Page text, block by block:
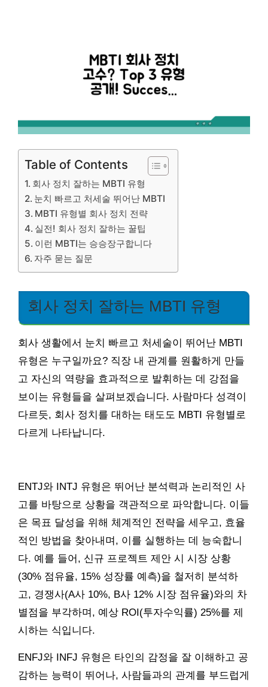
Table of Contents
회사 정치 잘하는 MBTI 유형
눈치 빠르고 처세술 뛰어난 MBTI
MBTI 유형별 회사 정치 전략
실전! 회사 정치 잘하는 꿀팁
이런 MBTI는 승승장구합니다
자주 묻는 질문
회사 정치 잘하는 MBTI 유형
회사 생활에서 눈치 빠르고 처세술이 뛰어난 MBTI
유형은 누구일까요? 직장 내 관계를 원활하게 만들
고 자신의 역량을 효과적으로 발휘하는 데 강점을
보이는 유형들을 살펴보겠습니다. 사람마다 성격이
다르듯, 회사 정치를 대하는 태도도 MBTI 유형별로
다르게 나타납니다.
ENTJ와 INTJ 유형은 뛰어난 분석력과 논리적인 사
고를 바탕으로 상황을 객관적으로 파악합니다. 이들
은 목표 달성을 위해 체계적인 전략을 세우고, 효율
적인 방법을 찾아내며, 이를 실행하는 데 능숙합니
다. 예를 들어, 신규 프로젝트 제안 시 시장 상황
(30% 점유율, 15% 성장률 예측)을 철저히 분석하
고, 경쟁사(A사 10%, B사 12% 시장 점유율)와의 차
별점을 부각하며, 예상 ROI(투자수익률) 25%를 제
시하는 식입니다.
ENFJ와 INFJ 유형은 타인의 감정을 잘 이해하고 공
감하는 능력이 뛰어나, 사람들과의 관계를 부드럽게